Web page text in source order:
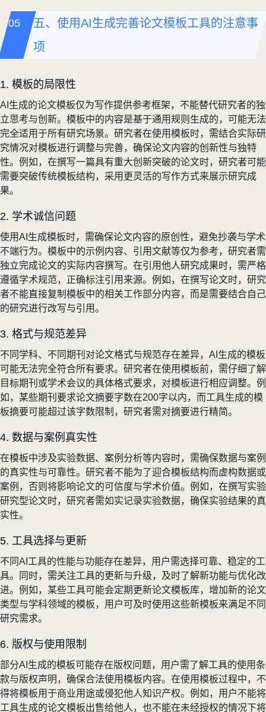
五、使用AI生成完善论文模板工具的注意事
项
1. 模板的局限性
AI生成的论文模板仅为写作提供参考框架，不能替代研究者的独
立思考与创新。模板中的内容是基于通用规则生成的，可能无法
完全适用于所有研究场景。研究者在使用模板时，需结合实际研
究情况对模板进行调整与完善，确保论文内容的创新性与独特
性。例如，在撰写一篇具有重大创新突破的论文时，研究者可能
需要突破传统模板结构，采用更灵活的写作方式来展示研究成
果。
2. 学术诚信问题
使用AI生成模板时，需确保论文内容的原创性，避免抄袭与学术
不端行为。模板中的示例内容、引用文献等仅为参考，研究者需
独立完成论文的实际内容撰写。在引用他人研究成果时，需严格
遵循学术规范，正确标注引用来源。例如，在撰写论文时，研究
者不能直接复制模板中的相关工作部分内容，而是需要结合自己
的研究进行改写与引用。
3. 格式与规范差异
不同学科、不同期刊对论文格式与规范存在差异，AI生成的模板
可能无法完全符合所有要求。研究者在使用模板前，需仔细了解
目标期刊或学术会议的具体格式要求，对模板进行相应调整。例
如，某些期刊要求论文摘要字数在200字以内，而工具生成的模
板摘要可能超过该字数限制，研究者需对摘要进行精简。
4. 数据与案例真实性
在模板中涉及实验数据、案例分析等内容时，需确保数据与案例
的真实性与可靠性。研究者不能为了迎合模板结构而虚构数据或
案例，否则将影响论文的可信度与学术价值。例如，在撰写实验
研究型论文时，研究者需如实记录实验数据，确保实验结果的真
实性。
5. 工具选择与更新
不同AI工具的性能与功能存在差异，用户需选择可靠、稳定的工
具。同时，需关注工具的更新与升级，及时了解新功能与优化改
进。例如，某些工具可能会定期更新论文模板库，增加新的论文
类型与学科领域的模板，用户可及时使用这些新模板来满足不同
研究需求。
6. 版权与使用限制
部分AI生成的模板可能存在版权问题，用户需了解工具的使用条
款与版权声明，确保合法使用模板内容。在使用模板过程中，不
得将模板用于商业用途或侵犯他人知识产权。例如，用户不能将
工具生成的论文模板出售给他人，也不能在未经授权的情况下将